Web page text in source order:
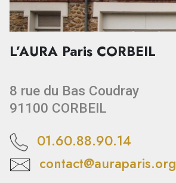
L’AURA Paris CORBEIL
8 rue du Bas Coudray
91100 CORBEIL
01.60.88.90.14
contact@auraparis.org